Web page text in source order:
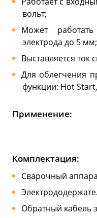
вольт;
Может
электрода до 5 мм;
Выставляется ток
Для облегчения
функции: Hot
Применение:
Комплектация:
Сварочный
Обратный кабель